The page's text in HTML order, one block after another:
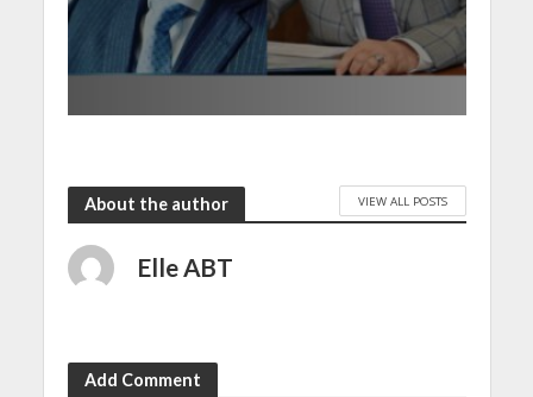
About the author VIEW ALL POSTS
Elle ABT
Add Comment